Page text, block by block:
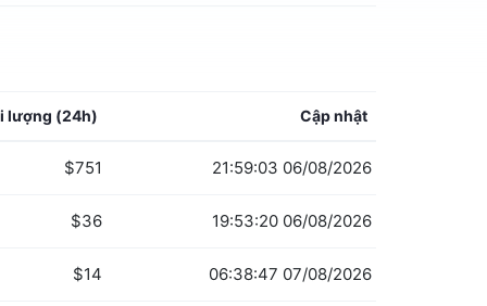
lượng (24h) Cập nhật
$751 21:59:03 06/08/2026
$36 19:53:20 06/08/2026
$14 06:38:47 07/08/2026